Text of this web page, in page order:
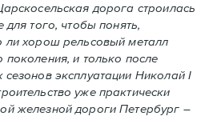
дорога строилась
для того, чтобы понять,
ли хорош рельсовый металл
поколения, и только после
сезонов эксплуатации Николай I
уже практически
железной дороги Петербург –